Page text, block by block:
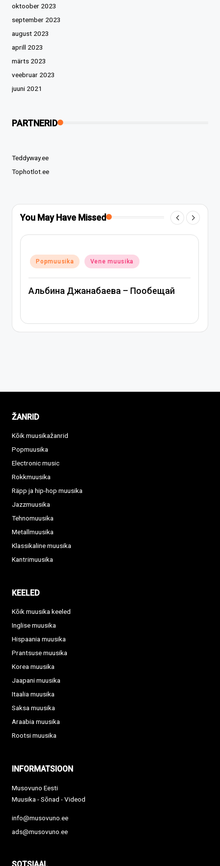
oktoober 2023
september 2023
august 2023
aprill 2023
märts 2023
veebruar 2023
juuni 2021
PARTNERID
Teddyway.ee
Tophotlot.ee
You May Have Missed
in
Popmuusika Vene muusika
Митя Фомин и Альбина Джанабаева –
Спасибо, сердце
ŽANRID
Kõik muusikažanrid
Popmuusika
Electronic music
Rokkmuusika
Räpp ja hip-hop muusika
Jazzmuusika
Tehnomuusika
Metallmuusika
Klassikaline muusika
Kantrimuusika
KEELED
Kõik muusika keeled
Inglise muusika
Hispaania muusika
Prantsuse muusika
Korea muusika
Jaapani muusika
Itaalia muusika
Saksa muusika
Araabia muusika
Rootsi muusika
INFORMATSIOON
Musovuno Eesti
Muusika - Sõnad - Videod
info@musovuno.ee
ads@musovuno.ee